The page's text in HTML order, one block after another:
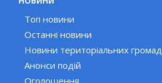
Топ новини
Останні новини
Новини територіальних громад
Анонси подій
Оголошення